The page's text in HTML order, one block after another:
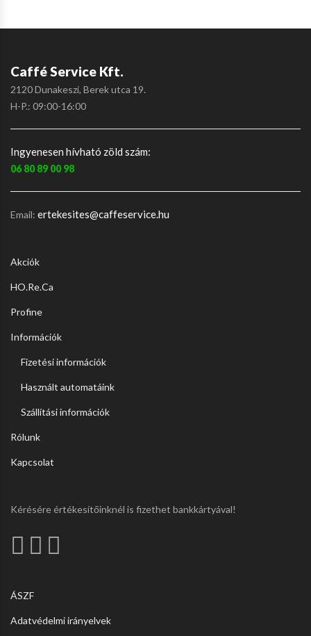
Caffé Service Kft.
2120 Dunakeszi, Berek utca 19.
H-P.: 09:00-16:00
Ingyenesen hívható zöld szám:
06 80 89 00 98
Email: ertekesites@caffeservice.hu
Akciók
HO.Re.Ca
Profine
Információk
Fizetési információk
Használt automatáink
Szállítási információk
Rólunk
Kapcsolat
Kérésére értékesítőinknél is fizethet bankkártyával!
ÁSZF
Adatvédelmi irányelvek